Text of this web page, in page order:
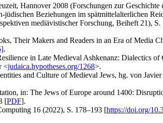
Hannover 2008 (Forschungen zur Geschichte
Beziehungen im spätmittelalterlichen
mediävistischer Forschung, Beiheft 21), S.
Their Makers and Readers in an Era of Media
.
in Late Medieval Ashkenanz: Dialectics
<judaica.hypotheses.org/1268>.
and Culture of Medieval Jews, hg. von
in: The Jews of Europe around 1400:
[PDF].
16 (2022), S. 178–193 [https://doi.org/